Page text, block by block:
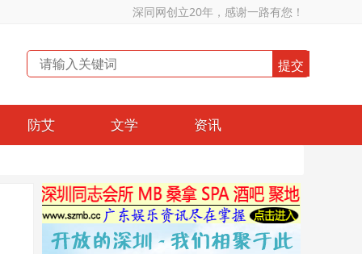
深同网创立20年，感谢一路有您！
防艾 文学 资讯